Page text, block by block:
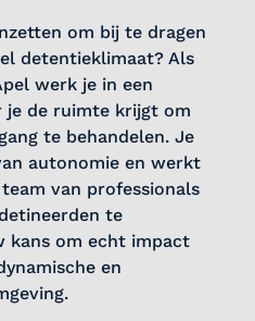
om bij te dragen
detentieklimaat? Als
werk je in een
je de ruimte krijgt om
te behandelen. Je
autonomie en werkt
van professionals
te
kans om echt impact
en